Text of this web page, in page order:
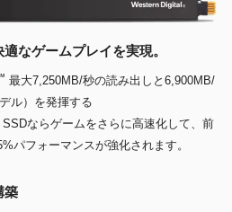
なゲームプレイを実現。
最大7,250MB/秒の読み出しと6,900MB/
ル）を発揮する
ならゲームをさらに高速化して、前
パフォーマンスが強化されます。
築